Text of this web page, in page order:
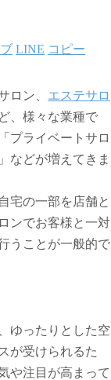
LINE コピー
ロン、 エステサロ
、様々な業種で
プライベートサロ
などが増えてきま
宅の一部を店舗と
ンでお客様と一対
うことが一般的で
ゆったりとした空
が受けられるた
や注目が高まって